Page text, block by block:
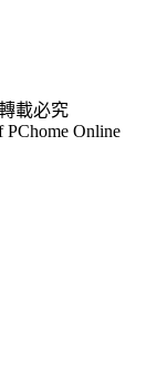
載必究
PChome Online